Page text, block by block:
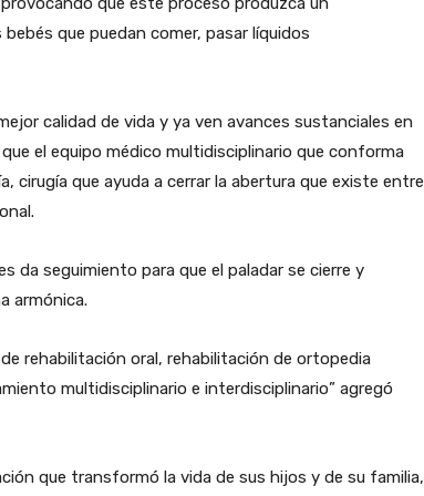
que puedan comer, pasar líquidos
calidad de vida y ya ven avances sustanciales en
el equipo médico multidisciplinario que conforma
cirugía que ayuda a cerrar la abertura que existe entre
da seguimiento para que el paladar se cierre y
armónica.
rehabilitación oral, rehabilitación de ortopedia
multidisciplinario e interdisciplinario” agregó
que transformó la vida de sus hijos y de su familia,